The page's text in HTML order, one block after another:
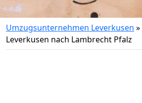
Umzugsunternehmen Leverkusen »
Leverkusen nach Lambrecht Pfalz